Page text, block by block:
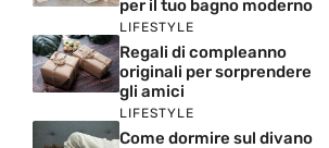
per il tuo bagno moderno
LIFESTYLE
Regali di compleanno
originali per sorprendere
gli amici
LIFESTYLE
Come dormire sul divano